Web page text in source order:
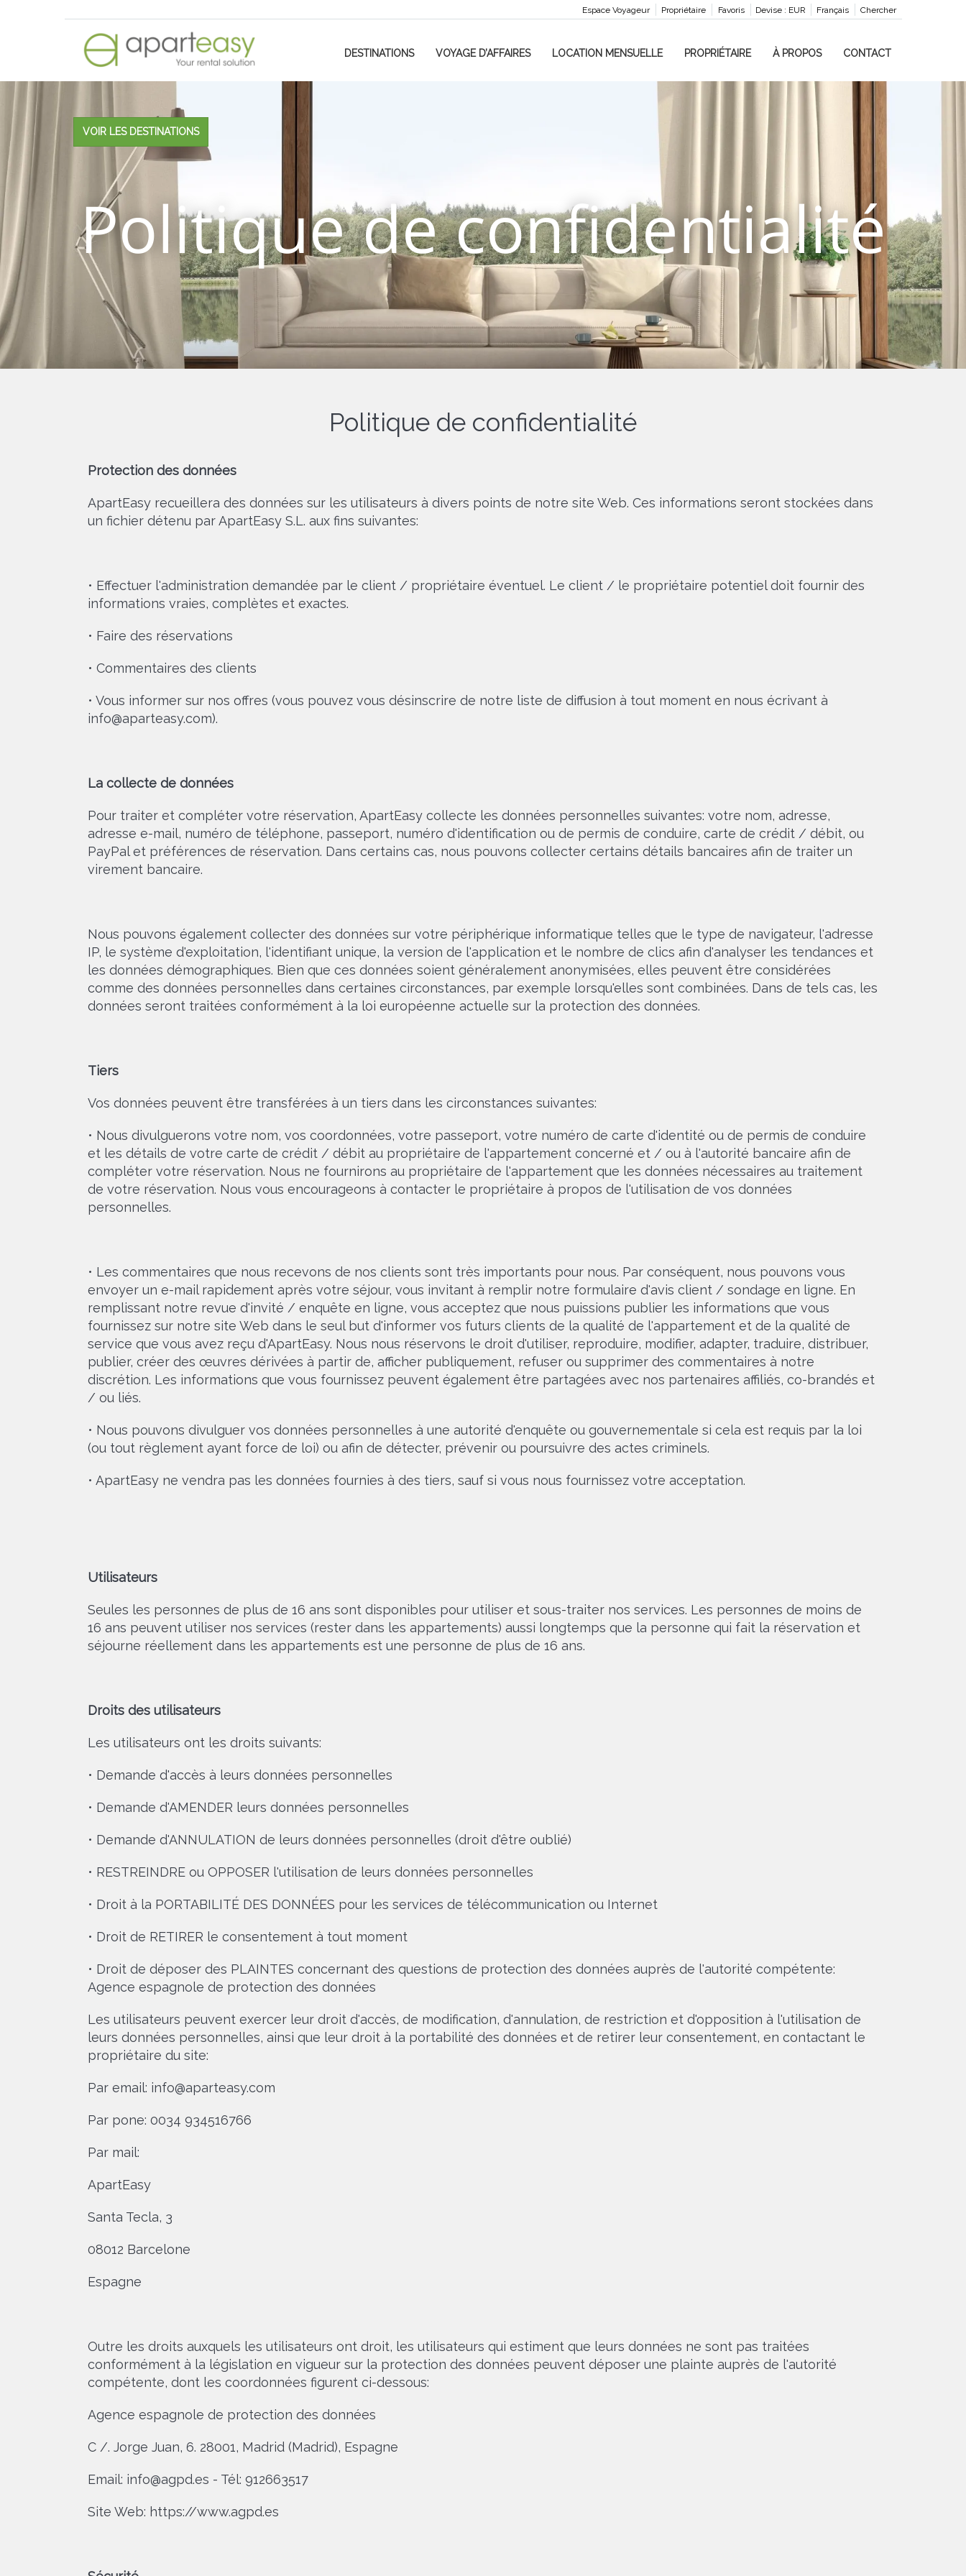
Chercher
Français
Devise : EUR
Favoris
Propriétaire
Espace Voyageur
DESTINATIONS VOYAGE D’AFFAIRES LOCATION MENSUELLE PROPRIÉTAIRE À PROPOS CONTACT
VOIR LES DESTINATIONS
Politique de confidentialité
Politique de confidentialité
Protection des données
ApartEasy recueillera des données sur les utilisateurs à divers points de notre site Web. Ces informations seront stockées dans
un fichier détenu par ApartEasy S.L. aux fins suivantes:
• Effectuer l'administration demandée par le client / propriétaire éventuel. Le client / le propriétaire potentiel doit fournir des
informations vraies, complètes et exactes.
• Faire des réservations
• Commentaires des clients
• Vous informer sur nos offres (vous pouvez vous désinscrire de notre liste de diffusion à tout moment en nous écrivant à
info@aparteasy.com).
La collecte de données
Pour traiter et compléter votre réservation, ApartEasy collecte les données personnelles suivantes: votre nom, adresse,
adresse e-mail, numéro de téléphone, passeport, numéro d'identification ou de permis de conduire, carte de crédit / débit, ou
PayPal et préférences de réservation. Dans certains cas, nous pouvons collecter certains détails bancaires afin de traiter un
virement bancaire.
Nous pouvons également collecter des données sur votre périphérique informatique telles que le type de navigateur, l'adresse
IP, le système d'exploitation, l'identifiant unique, la version de l'application et le nombre de clics afin d'analyser les tendances et
les données démographiques. Bien que ces données soient généralement anonymisées, elles peuvent être considérées
comme des données personnelles dans certaines circonstances, par exemple lorsqu'elles sont combinées. Dans de tels cas, les
données seront traitées conformément à la loi européenne actuelle sur la protection des données.
Tiers
Vos données peuvent être transférées à un tiers dans les circonstances suivantes:
• Nous divulguerons votre nom, vos coordonnées, votre passeport, votre numéro de carte d'identité ou de permis de conduire
et les détails de votre carte de crédit / débit au propriétaire de l'appartement concerné et / ou à l'autorité bancaire afin de
compléter votre réservation. Nous ne fournirons au propriétaire de l'appartement que les données nécessaires au traitement
de votre réservation. Nous vous encourageons à contacter le propriétaire à propos de l'utilisation de vos données
personnelles.
• Les commentaires que nous recevons de nos clients sont très importants pour nous. Par conséquent, nous pouvons vous
envoyer un e-mail rapidement après votre séjour, vous invitant à remplir notre formulaire d'avis client / sondage en ligne. En
remplissant notre revue d'invité / enquête en ligne, vous acceptez que nous puissions publier les informations que vous
fournissez sur notre site Web dans le seul but d'informer vos futurs clients de la qualité de l'appartement et de la qualité de
service que vous avez reçu d'ApartEasy. Nous nous réservons le droit d'utiliser, reproduire, modifier, adapter, traduire, distribuer,
publier, créer des œuvres dérivées à partir de, afficher publiquement, refuser ou supprimer des commentaires à notre
discrétion. Les informations que vous fournissez peuvent également être partagées avec nos partenaires affiliés, co-brandés et
/ ou liés.
• Nous pouvons divulguer vos données personnelles à une autorité d'enquête ou gouvernementale si cela est requis par la loi
(ou tout règlement ayant force de loi) ou afin de détecter, prévenir ou poursuivre des actes criminels.
• ApartEasy ne vendra pas les données fournies à des tiers, sauf si vous nous fournissez votre acceptation.
Utilisateurs
Seules les personnes de plus de 16 ans sont disponibles pour utiliser et sous-traiter nos services. Les personnes de moins de
16 ans peuvent utiliser nos services (rester dans les appartements) aussi longtemps que la personne qui fait la réservation et
séjourne réellement dans les appartements est une personne de plus de 16 ans.
Droits des utilisateurs
Les utilisateurs ont les droits suivants:
• Demande d'accès à leurs données personnelles
• Demande d'AMENDER leurs données personnelles
• Demande d'ANNULATION de leurs données personnelles (droit d'être oublié)
• RESTREINDRE ou OPPOSER l'utilisation de leurs données personnelles
• Droit à la PORTABILITÉ DES DONNÉES pour les services de télécommunication ou Internet
• Droit de RETIRER le consentement à tout moment
• Droit de déposer des PLAINTES concernant des questions de protection des données auprès de l'autorité compétente:
Agence espagnole de protection des données
Les utilisateurs peuvent exercer leur droit d'accès, de modification, d'annulation, de restriction et d'opposition à l'utilisation de
leurs données personnelles, ainsi que leur droit à la portabilité des données et de retirer leur consentement, en contactant le
propriétaire du site:
Par email: info@aparteasy.com
Par pone: 0034 934516766
Par mail:
ApartEasy
Santa Tecla, 3
08012 Barcelone
Espagne
Outre les droits auxquels les utilisateurs ont droit, les utilisateurs qui estiment que leurs données ne sont pas traitées
conformément à la législation en vigueur sur la protection des données peuvent déposer une plainte auprès de l'autorité
compétente, dont les coordonnées figurent ci-dessous:
Agence espagnole de protection des données
C /. Jorge Juan, 6. 28001, Madrid (Madrid), Espagne
Email: info@agpd.es - Tél: 912663517
Site Web: https://www.agpd.es